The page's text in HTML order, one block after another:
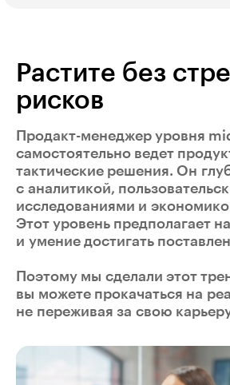
Растите без
рисков
Продакт-менеджер уровня
самостоятельно ведет
тактические решения. Он
с аналитикой,
исследованиями и
Этот уровень предполагает
и умение достигать
Поэтому мы сделали этот
вы можете прокачаться на
не переживая за свою